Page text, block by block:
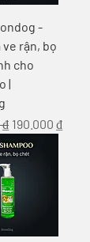
-
rận, bọ
cho
|
Sale Price
190.000 ₫